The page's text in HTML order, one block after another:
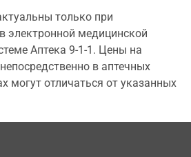
только при
электронной медицинской
Аптека 9-1-1. Цены на
в аптечных
могут отличаться от указанных